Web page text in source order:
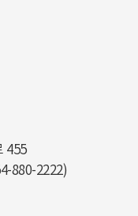
455
880-2222)